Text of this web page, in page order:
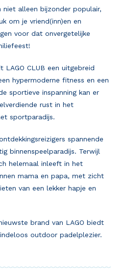
alleen bijzonder populair,
om je vriend(inn)en en
voor dat onvergetelijke
CLUB een uitgebreid
hypermoderne fitness en een
sportieve inspanning kan er
rust in het
sportparadijs.
spannende
binnenspeelparadijs. Terwijl
helemaal inleeft in het
mama en papa, met zicht
van een lekker hapje en
brand van LAGO biedt
outdoor padelplezier.